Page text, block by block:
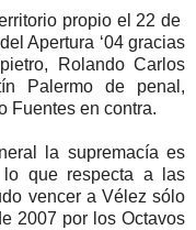
propio el 22 de
Apertura ‘04 gracias
Rolando Carlos
Palermo de penal,
Fuentes en contra.
la supremacía es
que respecta a las
vencer a Vélez sólo
2007 por los Octavos